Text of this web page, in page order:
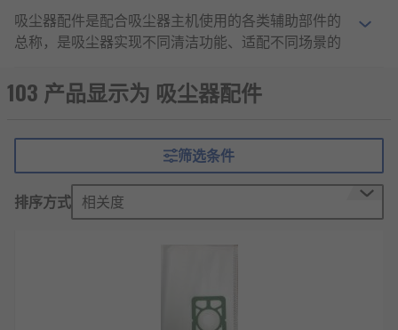
吸尘器配件是配合吸尘器主机使用的各类辅助部件的
总称，是吸尘器实现不同清洁功能、适配不同场景的
型，可弥补主机单一清洁短板，提升清洁效率与适配
性，是吸尘器正常运转、发挥完整清洁功能不可或缺
吸尘器配件的工作原理
吸尘器配件的工作原理与吸尘器主机的负压吸尘原理
滚刷旋转搅动顽固污渍，提升清洁效果；过滤类配件
利用孔隙拦截空气中的灰尘、颗粒物，防止二次污
103 产品显示为 吸尘器配件
筛选条件
排序方式 相关度